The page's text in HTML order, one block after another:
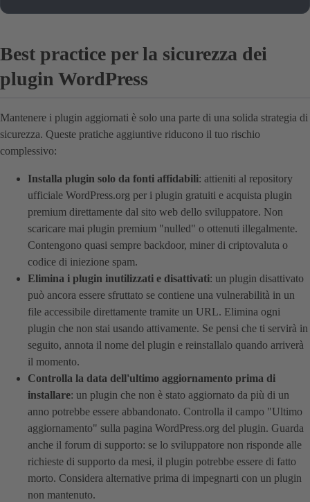
Best practice per la sicurezza dei
plugin WordPress
Mantenere i plugin aggiornati è solo una parte di una solida strategia di
sicurezza. Queste pratiche aggiuntive riducono il tuo rischio
complessivo:
Installa plugin solo da fonti affidabili: attieniti al repository
ufficiale WordPress.org per i plugin gratuiti e acquista plugin
premium direttamente dal sito web dello sviluppatore. Non
scaricare mai plugin premium "nulled" o ottenuti illegalmente.
Contengono quasi sempre backdoor, miner di criptovaluta o
codice di iniezione spam.
Elimina i plugin inutilizzati e disattivati: un plugin disattivato
può ancora essere sfruttato se contiene una vulnerabilità in un
file accessibile direttamente tramite un URL. Elimina ogni
plugin che non stai usando attivamente. Se pensi che ti servirà in
seguito, annota il nome del plugin e reinstallalo quando arriverà
il momento.
Controlla la data dell'ultimo aggiornamento prima di
installare: un plugin che non è stato aggiornato da più di un
anno potrebbe essere abbandonato. Controlla il campo "Ultimo
aggiornamento" sulla pagina WordPress.org del plugin. Guarda
anche il forum di supporto: se lo sviluppatore non risponde alle
richieste di supporto da mesi, il plugin potrebbe essere di fatto
morto. Considera alternative prima di impegnarti con un plugin
non mantenuto.